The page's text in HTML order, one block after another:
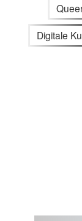
Digitale